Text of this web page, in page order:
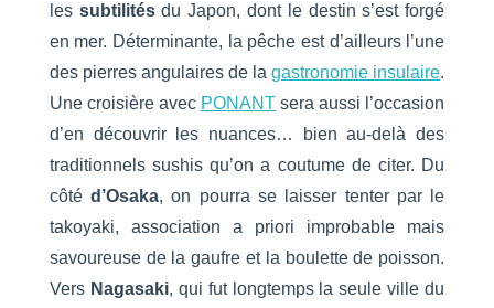
les subtilités du Japon, dont le destin s’est forgé
en mer. Déterminante, la pêche est d’ailleurs l’une
des pierres angulaires de la gastronomie insulaire.
Une croisière avec PONANT sera aussi l’occasion
d’en découvrir les nuances… bien au-delà des
traditionnels sushis qu’on a coutume de citer. Du
côté d’Osaka, on pourra se laisser tenter par le
takoyaki, association a priori improbable mais
savoureuse de la gaufre et la boulette de poisson.
Vers Nagasaki, qui fut longtemps la seule ville du